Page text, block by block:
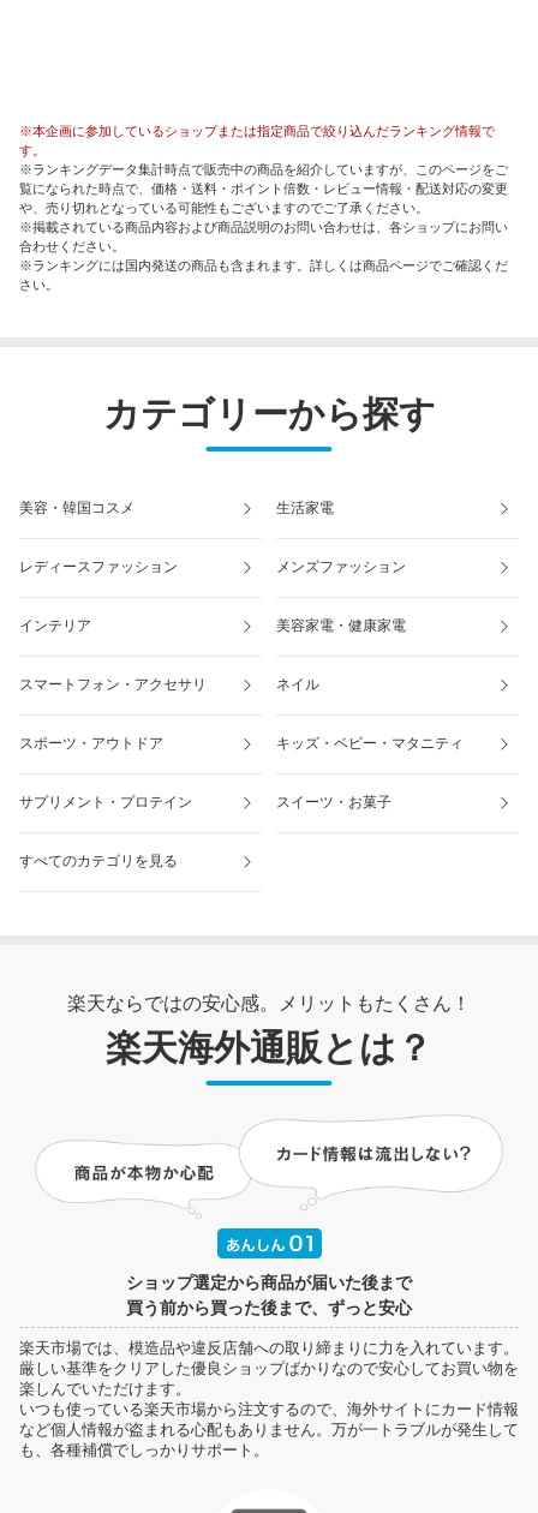
※本企画に参加しているショップまたは指定商品で絞り込んだランキング情報で
す。
※ランキングデータ集計時点で販売中の商品を紹介していますが、このページをご
覧になられた時点で、価格・送料・ポイント倍数・レビュー情報・配送対応の変更
や、売り切れとなっている可能性もございますのでご了承ください。
※掲載されている商品内容および商品説明のお問い合わせは、各ショップにお問い
合わせください。
※ランキングには国内発送の商品も含まれます。詳しくは商品ページでご確認くだ
さい。
カテゴリーから探す
美容・韓国コスメ 生活家電
レディースファッション メンズファッション
インテリア 美容家電・健康家電
スマートフォン・アクセサリ ネイル
スポーツ・アウトドア キッズ・ベビー・マタニティ
サプリメント・プロテイン スイーツ・お菓子
すべてのカテゴリを見る
楽天ならではの安心感。メリットもたくさん！
楽天海外通販とは？
ショップ選定から商品が届いた後まで
買う前から買った後まで、ずっと安心
楽天市場では、模造品や違反店舗への取り締まりに力を入れています。
厳しい基準をクリアした優良ショップばかりなので安心してお買い物を
楽しんでいただけます。
いつも使っている楽天市場から注文するので、海外サイトにカード情報
など個人情報が盗まれる心配もありません。万が一トラブルが発生して
も、各種補償でしっかりサポート。